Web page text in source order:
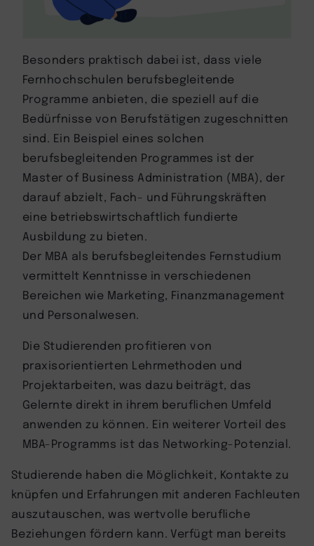
Besonders praktisch dabei ist, dass viele
Fernhochschulen berufsbegleitende
Programme anbieten, die speziell auf die
Bedürfnisse von Berufstätigen zugeschnitten
sind. Ein Beispiel eines solchen
berufsbegleitenden Programmes ist der
Master of Business Administration (MBA), der
darauf abzielt, Fach- und Führungskräften
eine betriebswirtschaftlich fundierte
Ausbildung zu bieten.
Der MBA als berufsbegleitendes Fernstudium
vermittelt Kenntnisse in verschiedenen
Bereichen wie Marketing, Finanzmanagement
und Personalwesen.
Die Studierenden profitieren von
praxisorientierten Lehrmethoden und
Projektarbeiten, was dazu beiträgt, das
Gelernte direkt in ihrem beruflichen Umfeld
anwenden zu können. Ein weiterer Vorteil des
MBA-Programms ist das Networking-Potenzial.
Studierende haben die Möglichkeit, Kontakte zu
knüpfen und Erfahrungen mit anderen Fachleuten
auszutauschen, was wertvolle berufliche
Beziehungen fördern kann. Verfügt man bereits